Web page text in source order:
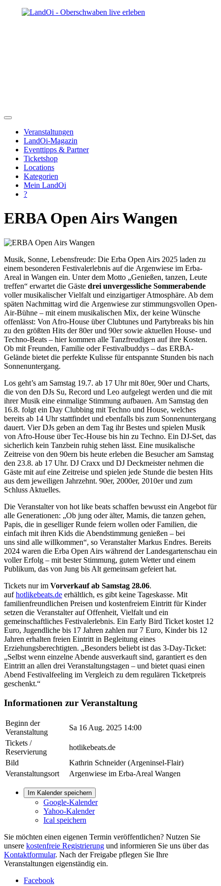
Veranstaltungen
LandOi-Magazin
Eventtipps & Partner
Ticketshop
Locations
Kategorien
Mein LandOi
?
ERBA Open Airs Wangen
Musik, Sonne, Lebensfreude: Die Erba Open Airs 2025 laden zu
einem besonderen Festivalerlebnis auf die Argenwiese im Erba-
Areal in Wangen ein. Unter dem Motto „Genießen, tanzen, Leute
treffen“ erwartet die Gäste drei unvergessliche Sommerabende
voller musikalischer Vielfalt und einzigartiger Atmosphäre. Ab dem
späten Nachmittag wird die Argenwiese zur stimmungsvollen Open-
Air-Bühne – mit einem musikalischen Mix, der keine Wünsche
offenlässt: Von Afro-House über Clubtunes und Partybreaks bis hin
zu den größten Hits der 80er und 90er sowie aktuellen House- und
Techno-Beats – hier kommen alle Tanzfreudigen auf ihre Kosten.
Ob mit Freunden, Familie oder Festivalbuddys – das ERBA-
Gelände bietet die perfekte Kulisse für entspannte Stunden bis nach
Sonnenuntergang.
Los geht’s am Samstag 19.7. ab 17 Uhr mit 80er, 90er und Charts,
die von den DJs Su, Record und Leo aufgelegt werden und die mit
ihrer Musik eine einmalige Stimmung aufbauen. Am Samstag den
16.8. folgt ein Day Clubbing mit Techno und House, welches
bereits ab 14 Uhr stattfindet und ebenfalls bis zum Sonnenuntergang
dauert. Vier DJs geben an dem Tag ihr Bestes und spielen Musik
von Afro-House über Tec-House bis hin zu Techno. Ein DJ-Set, das
sicherlich kein Tanzbein ruhig stehen lässt. Eine musikalische
Zeitreise von den 90ern bis heute erleben die Besucher am Samstag
den 23.8. ab 17 Uhr. DJ Craxx und DJ Deckmeister nehmen die
Gäste mit auf eine Zeitreise und spielen jede Stunde die besten Hits
aus dem jeweiligen Jahrzehnt. 90er, 2000er, 2010er und zum
Schluss Aktuelles.
Die Veranstalter von hot like beats schaffen bewusst ein Angebot für
alle Generationen: „Ob jung oder älter, Mamis, die tanzen gehen,
Papis, die in geselliger Runde feiern wollen oder Familien, die
einfach mit ihren Kids die Abendstimmung genießen – bei
uns sind alle willkommen“, so Veranstalter Markus Endres. Bereits
2024 waren die Erba Open Airs während der Landesgartenschau ein
voller Erfolg – mit bester Stimmung, gutem Wetter und einem
Publikum, das von Jung bis Alt gemeinsam gefeiert hat.
Tickets nur im Vorverkauf ab Samstag 28.06.
aufhotlikebeats.de erhältlich, es gibt keine Tageskasse. Mit
familienfreundlichen Preisen und kostenfreiem Eintritt für Kinder
setzen die Veranstalter auf Offenheit, Vielfalt und ein
gemeinschaftliches Festivalerlebnis. Ein Early Bird Ticket kostet 12
Euro, Jugendliche bis 17 Jahren zahlen nur 7 Euro, Kinder bis 12
Jahren erhalten freien Eintritt in Begleitung eines
Erziehungsberechtigten. „Besonders beliebt ist das 3-Day-Ticket:
„Selbst wenn einzelne Abende ausverkauft sind, garantiert es den
Eintritt an allen drei Veranstaltungstagen – und bietet quasi einen
Abend Festivalfeeling im Vergleich zu dem regulären Ticketpreis
geschenkt.“
Informationen zur Veranstaltung
Beginn der
Veranstaltung
Sa 16 Aug. 2025 14:00
Tickets /
Reservierung
hotlikebeats.de
Bild
Kathrin Schneider (Argeninsel-Flair)
Veranstaltungsort
Argenwiese im Erba-Areal Wangen
Im Kalender speichern
Google-Kalender
Yahoo-Kalender
Ical speichern
Sie möchten einen eigenen Termin veröffentlichen? Nutzen Sie
unsere kostenfreie Registrierung und informieren Sie uns über das
Kontaktformular. Nach der Freigabe pflegen Sie Ihre
Veranstaltungen eigenständig ein.
Facebook